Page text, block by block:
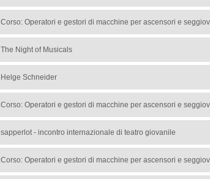
Corso: Operatori e gestori di macchine per ascensori e
The Night of Musicals
Helge Schneider
Corso: Operatori e gestori di macchine per ascensori e
sapperlot - incontro internazionale di teatro giovanile
Corso: Operatori e gestori di macchine per ascensori e